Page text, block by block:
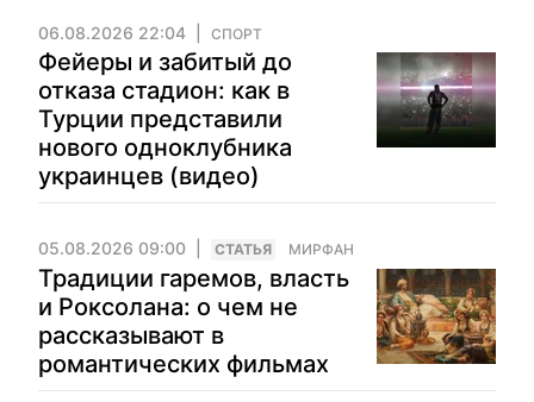
06.08.2026 22:04 СПОРТ
Фейеры и забитый до
отказа стадион: как в
Турции представили
нового одноклубника
украинцев (видео)
05.08.2026 09:00 CТАТЬЯ МИРФАН
Традиции гаремов, власть
и Роксолана: о чем не
рассказывают в
романтических фильмах